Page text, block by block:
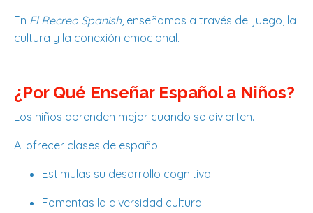
En El Recreo Spanish, enseñamos a través del juego, la
cultura y la conexión emocional.
¿Por Qué Enseñar Español a Niños?
Los niños aprenden mejor cuando se divierten.
Al ofrecer clases de español:
Estimulas su desarrollo cognitivo
Fomentas la diversidad cultural